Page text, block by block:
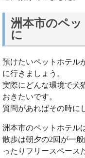
洲本市のペ
に
預けたいペットホテル
に行きましょう。
実際にどんな環境で犬
おきたいです。
質問があればその時に
洲本市のペットホテル
散歩は朝夕の2回が一
ったりフリースペース